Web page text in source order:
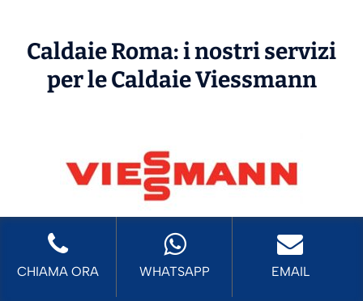
Caldaie Roma: i nostri servizi
per le CaldaieViessmann
Prima Accensione Caldaie Viessmann
Roma
CHIAMA ORA WHATSAPP EMAIL